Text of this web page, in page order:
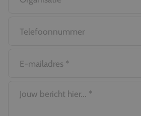
bestemming)